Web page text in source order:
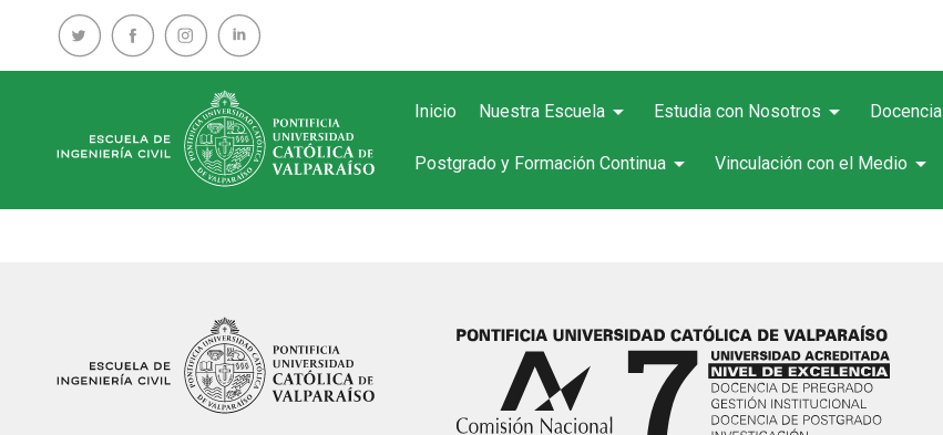
Inicio Nuestra Escuela arrow_drop_down Estudia con Nosotros arrow_drop_down Docencia
Postgrado y Formación Continua arrow_drop_down Vinculación con el Medio arrow_drop_down